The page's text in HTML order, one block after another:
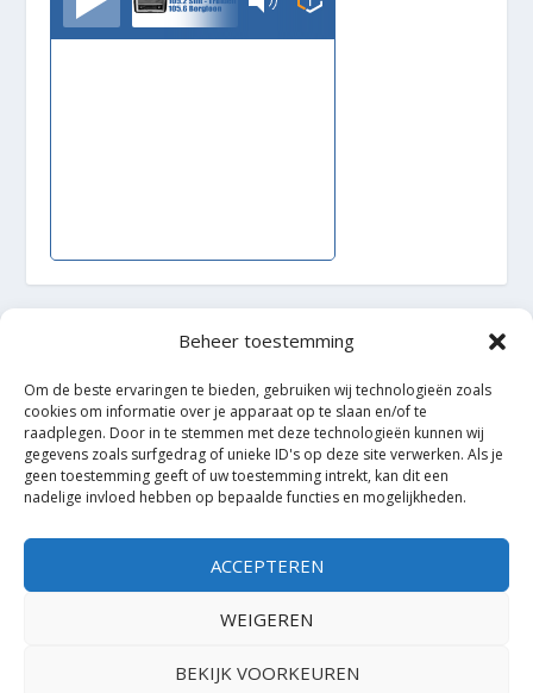
Beheer toestemming
Om de beste ervaringen te bieden, gebruiken wij technologieën zoals
cookies om informatie over je apparaat op te slaan en/of te
raadplegen. Door in te stemmen met deze technologieën kunnen wij
gegevens zoals surfgedrag of unieke ID's op deze site verwerken. Als je
geen toestemming geeft of uw toestemming intrekt, kan dit een
nadelige invloed hebben op bepaalde functies en mogelijkheden.
ACCEPTEREN
WEIGEREN
BEKIJK VOORKEUREN
WordPress